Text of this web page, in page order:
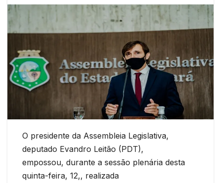
O presidente da Assembleia Legislativa,
deputado Evandro Leitão (PDT),
empossou, durante a sessão plenária desta
quinta-feira, 12,, realizada